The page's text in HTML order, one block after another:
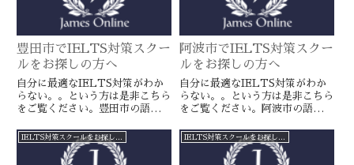
豊田市でIELTS対策スクー
ルをお探しの方へ
自分に最適なIELTS対策がわか
らない。。という方は是非こちら
をご覧ください。豊田市の語学ス
ラインのIELTS対策ならより確
実に目標達成が近づきます。海外
留学や移住をお考えの方や国内大
阿波市でIELTS対策スクー
ルをお探しの方へ
自分に最適なIELTS対策がわか
らない。。という方は是非こちら
をご覧ください。阿波市の語学ス
ラインのIELTS対策ならより確
実に目標達成が近づきます。海外
留学や移住をお考えの方や国内大
IELTS対策スクールをお探しの方へ IELTS対策スクールをお探しの方へ